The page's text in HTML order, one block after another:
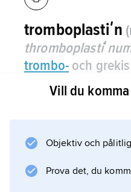
tromboplastiʹn
trombo- och
’dana’), annat
Information
Vill du
Objektiv och
Prova det, du